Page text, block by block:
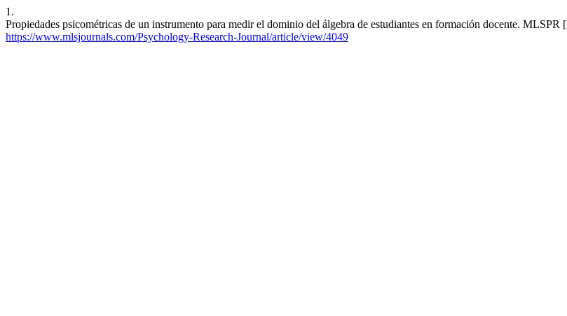
1.
Propiedades psicométricas de un instrumento para medir el dominio del álgebra de estudiantes en formación docente.
https://www.mlsjournals.com/Psychology-Research-Journal/article/view/4049